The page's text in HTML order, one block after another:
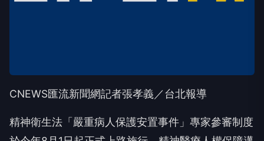
CNEWS匯流新聞網記者張孝義／台北報導
精神衛生法「嚴重病人保護安置事件」專家參審制度